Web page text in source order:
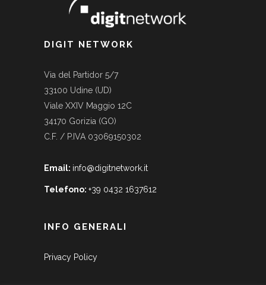
DIGIT NETWORK
Via del Partidor 5/7
33100 Udine (UD)
Viale XXIV Maggio 12C
34170 Gorizia (GO)
C.F. / P.IVA 03069150302
Email: info@digitnetwork.it
Telefono: +39 0432 1637612
INFO GENERALI
Privacy Policy